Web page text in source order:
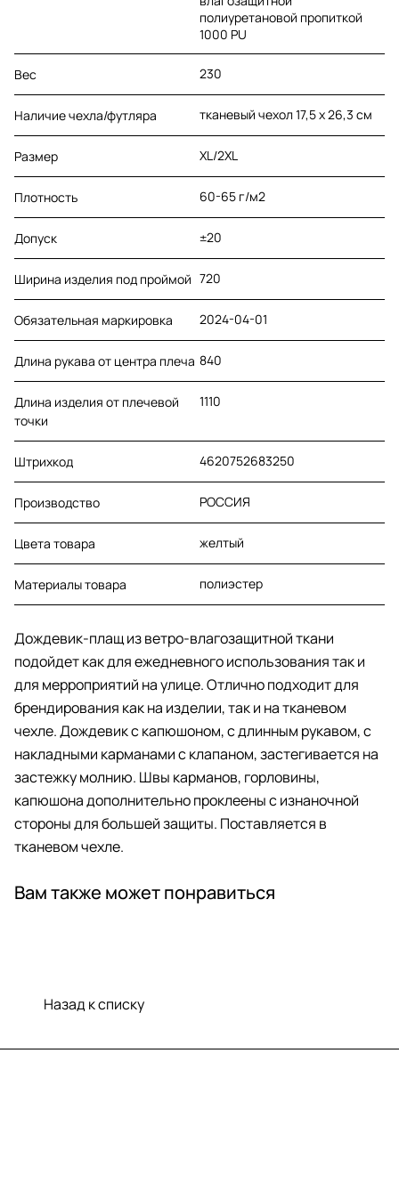
полиуретановой пропиткой
1000 PU
Вес 230
Наличие чехла/футляра тканевый чехол 17,5 х 26,3 см
Размер XL/2XL
Плотность 60-65 г/м2
Допуск ±20
Ширина изделия под проймой 720
Обязательная маркировка 2024-04-01
Длина рукава от центра плеча 840
Длина изделия от плечевой
точки
1110
Штрихкод 4620752683250
Производство РОССИЯ
Цвета товара желтый
Материалы товара полиэстер
Дождевик-плащ из ветро-влагозащитной ткани
подойдет как для ежедневного использования так и
для мерроприятий на улице. Отлично подходит для
брендирования как на изделии, так и на тканевом
чехле. Дождевик с капюшоном, с длинным рукавом, с
накладными карманами с клапаном, застегивается на
застежку молнию. Швы карманов, горловины,
капюшона дополнительно проклеены с изнаночной
стороны для большей защиты. Поставляется в
тканевом чехле.
Вам также может понравиться
Назад к списку